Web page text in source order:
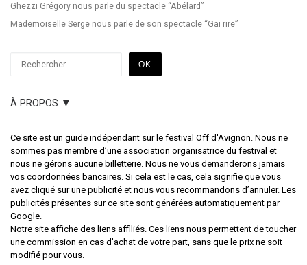
Ghezzi Grégory nous parle du spectacle “Abélard”
Mademoiselle Serge nous parle de son spectacle “Gai rire”
OK
À PROPOS ▼
Ce site est un guide indépendant sur le festival Off d'Avignon. Nous ne
sommes pas membre d’une association organisatrice du festival et
nous ne gérons aucune billetterie. Nous ne vous demanderons jamais
vos coordonnées bancaires. Si cela est le cas, cela signifie que vous
avez cliqué sur une publicité et nous vous recommandons d’annuler. Les
publicités présentes sur ce site sont générées automatiquement par
Google.
Notre site affiche des liens affiliés. Ces liens nous permettent de toucher
une commission en cas d'achat de votre part, sans que le prix ne soit
modifié pour vous.